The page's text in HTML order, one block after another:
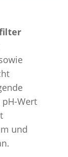
Wert
und